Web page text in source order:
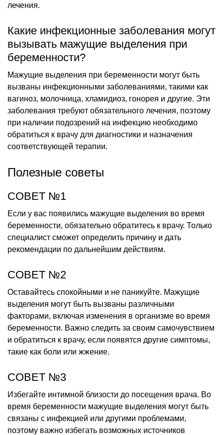
лечения.
Какие инфекционные заболевания могут
вызывать мажущие выделения при
беременности?
Мажущие выделения при беременности могут быть
вызваны инфекционными заболеваниями, такими как
вагиноз, молочница, хламидиоз, гонорея и другие. Эти
заболевания требуют обязательного лечения, поэтому
при наличии подозрений на инфекцию необходимо
обратиться к врачу для диагностики и назначения
соответствующей терапии.
Полезные советы
СОВЕТ №1
Если у вас появились мажущие выделения во время
беременности, обязательно обратитесь к врачу. Только
специалист сможет определить причину и дать
рекомендации по дальнейшим действиям.
СОВЕТ №2
Оставайтесь спокойными и не паникуйте. Мажущие
выделения могут быть вызваны различными
факторами, включая изменения в организме во время
беременности. Важно следить за своим самочувствием
и обратиться к врачу, если появятся другие симптомы,
такие как боли или жжение.
СОВЕТ №3
Избегайте интимной близости до посещения врача. Во
время беременности мажущие выделения могут быть
связаны с инфекцией или другими проблемами,
поэтому важно избегать возможных источников